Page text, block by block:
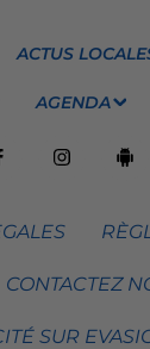
ACTUS
AGENDA
CONTACTEZ
SUR